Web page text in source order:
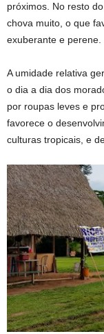
próximos. No resto
chova muito, o que
exuberante e perene.
A umidade relativa
o dia a dia dos
por roupas leves e
favorece o
culturas tropicais, e